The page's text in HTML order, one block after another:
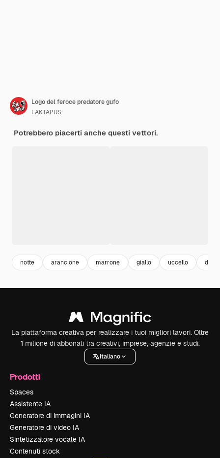
Logo del feroce predatore gufo
LAKTAPUS
Potrebbero piacerti anche questi vettori.
notte arancione marrone giallo uccello
La piattaforma creativa per realizzare i tuoi migliori lavori. Oltre
1 milione di abbonati tra creativi, imprese, agenzie e studi.
Italiano
Prodotti
Spaces
Assistente IA
Generatore di immagini IA
Generatore di video IA
Sintetizzatore vocale IA
Contenuti stock